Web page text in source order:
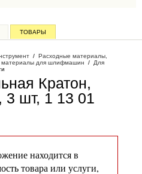
ТОВАРЫ
/ Расходные материалы,
материалы для шлифмашин / Для
Кратон,
шт, 1 13 01
находится в
товара или услуги,